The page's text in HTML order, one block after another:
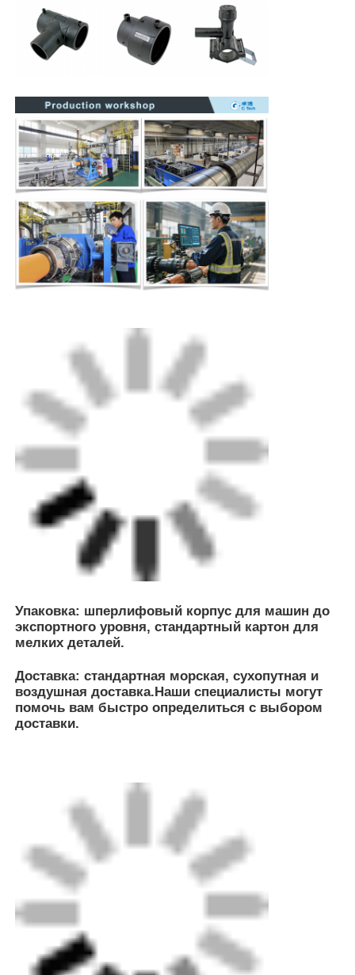
Упаковка: шперлифовый корпус для машин до
экспортного уровня, стандартный картон для
мелких деталей.
Доставка: стандартная морская, сухопутная и
воздушная доставка.Наши специалисты могут
помочь вам быстро определиться с выбором
доставки.
Компания G-Tech Piping System (Zhongshan)
Company Limited (G-Tech)
была основана в 2012 году как дочерняя
компания Towngas. Компания поставляет
высококачественные полиэтиленовые (PE)
трубы, оборудование и вспомогательные
продукты.